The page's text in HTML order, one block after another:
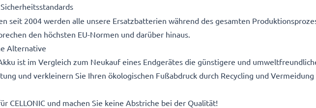
seit 2004 werden alle unsere Ersatzbatterien während des gesamten
den höchsten EU-Normen und darüber hinaus.
Alternative
ist im Vergleich zum Neukauf eines Endgerätes die günstigere und
und verkleinern Sie Ihren ökologischen Fußabdruck durch Recycling und
CELLONIC und machen Sie keine Abstriche bei der Qualität!